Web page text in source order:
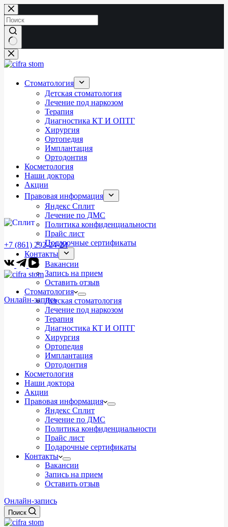
Перейти
к
сути
Ничего
не
Стоматология
Детская стоматология
Лечение под наркозом
Терапия
Диагностика КТ И ОПТГ
Хирургия
Ортопедия
Имплантация
Ортодонтия
Косметология
Наши доктора
Акции
Правовая информация
Яндекс Сплит
Лечение по ДМС
Политика конфиденциальности
Прайс лист
Подарочные сертификаты
Контакты
Вакансии
Запись на прием
Оставить отзыв
Онлайн-запись
+7 (861) 292-24-24
Стоматология
Детская стоматология
Лечение под наркозом
Терапия
Диагностика КТ И ОПТГ
Хирургия
Ортопедия
Имплантация
Ортодонтия
Косметология
Наши доктора
Акции
Правовая информация
Яндекс Сплит
Лечение по ДМС
Политика конфиденциальности
Прайс лист
Подарочные сертификаты
Контакты
Вакансии
Запись на прием
Оставить отзыв
Онлайн-запись
Поиск